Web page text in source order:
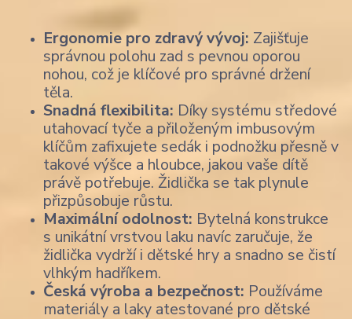
Ergonomie pro zdravý vývoj: Zajišťuje
správnou polohu zad s pevnou oporou
nohou, což je klíčové pro správné držení
těla.
Snadná flexibilita: Díky systému středové
utahovací tyče a přiloženým imbusovým
klíčům zafixujete sedák i podnožku přesně v
takové výšce a hloubce, jakou vaše dítě
právě potřebuje. Židlička se tak plynule
přizpůsobuje růstu.
Maximální odolnost: Bytelná konstrukce
s unikátní vrstvou laku navíc zaručuje, že
židlička vydrží i dětské hry a snadno se čistí
vlhkým hadříkem.
Česká výroba a bezpečnost: Používáme
materiály a laky atestované pro dětské